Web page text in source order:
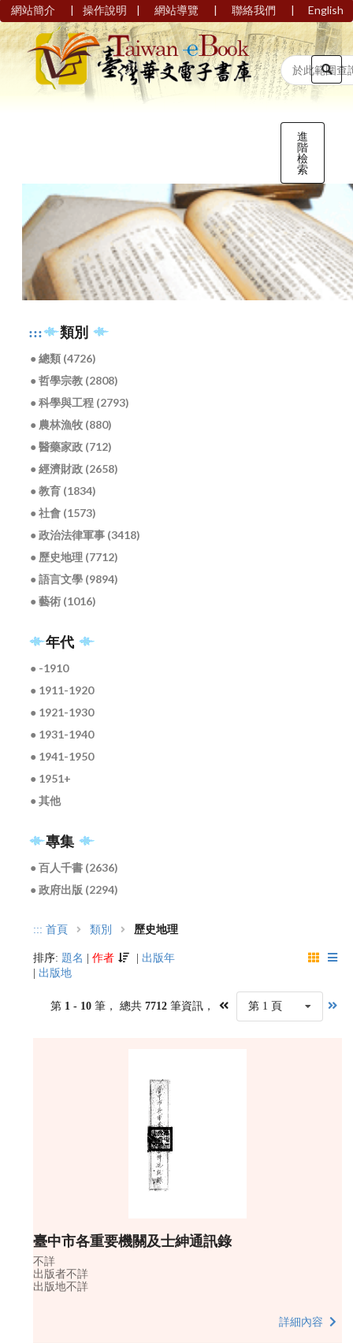
網站簡介 | 操作說明 | 網站導覽 | 聯絡我們 | English
進
階
檢
索
::: 類別
● 總類 (4726)
● 哲學宗教 (2808)
● 科學與工程 (2793)
● 農林漁牧 (880)
● 醫藥家政 (712)
● 經濟財政 (2658)
● 教育 (1834)
● 社會 (1573)
● 政治法律軍事 (3418)
● 歷史地理 (7712)
● 語言文學 (9894)
● 藝術 (1016)
年代
● -1910
● 1911-1920
● 1921-1930
● 1931-1940
● 1941-1950
● 1951+
● 其他
專集
● 百人千書 (2636)
● 政府出版 (2294)
::: 首頁 類別 歷史地理
排序: 題名 作者
出版年
出版地
第 1 - 10 筆， 總共 7712筆資訊， 第 1 頁
臺中市各重要機關及士紳通訊錄
不詳
出版者不詳
出版地不詳
詳細內容